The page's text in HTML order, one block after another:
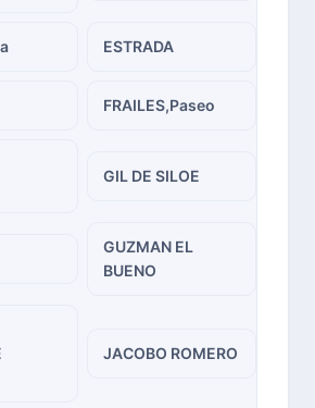
ESTRADA
FRAILES,Paseo
GIL DE SILOE
GUZMAN EL
BUENO
JACOBO ROMERO